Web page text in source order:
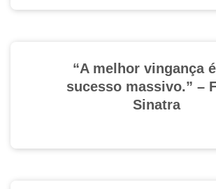
“A melhor vingança
sucesso massivo.” –
Sinatra